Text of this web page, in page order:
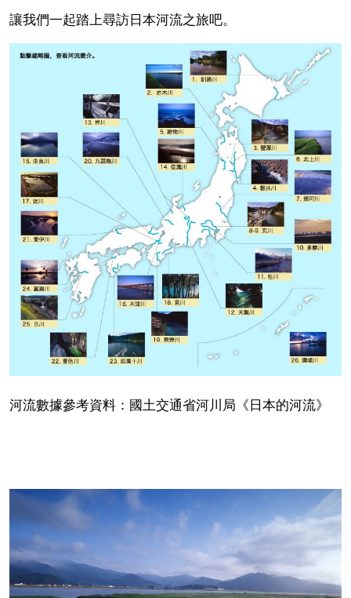
讓我們一起踏上尋訪日本河流之旅吧。
河流數據參考資料：國土交通省河川局《日本的河流》